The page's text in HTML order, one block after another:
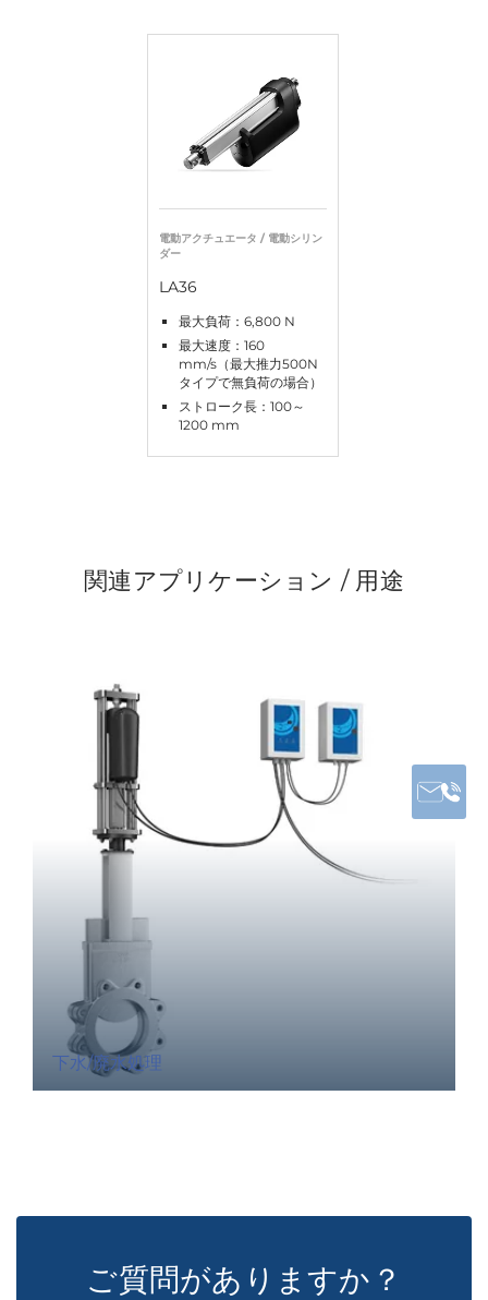
電動アクチュエータ / 電動シリン
ダー
LA36
最大負荷：6,800 N
最大速度：160
mm/s（最大推力500N
タイプで無負荷の場合）
ストローク長：100～
1200 mm
関連アプリケーション / 用途
下水/廃水処理
ご質問がありますか？